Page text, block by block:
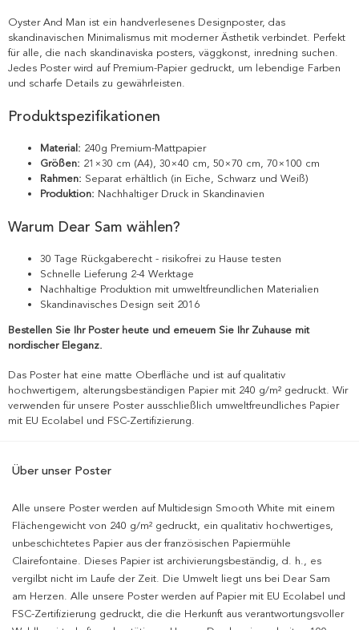
Oyster And Man ist ein handverlesenes Designposter, das
skandinavischen Minimalismus mit moderner Ästhetik verbindet. Perfekt
für alle, die nach skandinaviska posters, väggkonst, inredning suchen.
Jedes Poster wird auf Premium-Papier gedruckt, um lebendige Farben
und scharfe Details zu gewährleisten.
Produktspezifikationen
Material: 240g Premium-Mattpapier
Größen: 21×30 cm (A4), 30×40 cm, 50×70 cm, 70×100 cm
Rahmen: Separat erhältlich (in Eiche, Schwarz und Weiß)
Produktion: Nachhaltiger Druck in Skandinavien
Warum Dear Sam wählen?
30 Tage Rückgaberecht - risikofrei zu Hause testen
Schnelle Lieferung 2-4 Werktage
Nachhaltige Produktion mit umweltfreundlichen Materialien
Skandinavisches Design seit 2016
Bestellen Sie Ihr Poster heute und erneuern Sie Ihr Zuhause mit
nordischer Eleganz.
Das Poster hat eine matte Oberfläche und ist auf qualitativ
hochwertigem, alterungsbeständigen Papier mit 240 g/m² gedruckt. Wir
verwenden für unsere Poster ausschließlich umweltfreundliches Papier
mit EU Ecolabel und FSC-Zertifizierung.
Über unser Poster
Alle unsere Poster werden auf Multidesign Smooth White mit einem
Flächengewicht von 240 g/m² gedruckt, ein qualitativ hochwertiges,
unbeschichtetes Papier aus der französischen Papiermühle
Clairefontaine. Dieses Papier ist archivierungsbeständig, d. h., es
vergilbt nicht im Laufe der Zeit. Die Umwelt liegt uns bei Dear Sam
am Herzen. Alle unsere Poster werden auf Papier mit EU Ecolabel und
FSC-Zertifizierung gedruckt, die die Herkunft aus verantwortungsvoller